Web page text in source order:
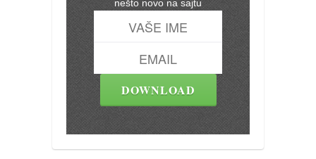
nešto novo na sajtu